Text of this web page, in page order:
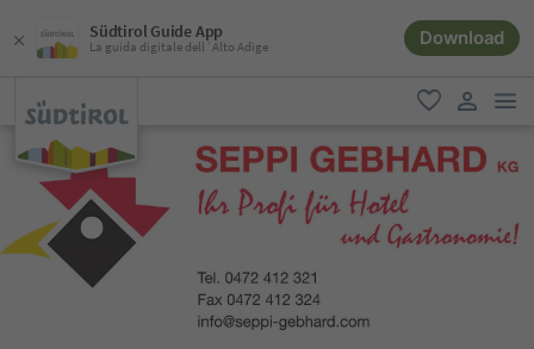
Südtirol Guide App
La guida digitale dell´Alto Adige Download
favoriti